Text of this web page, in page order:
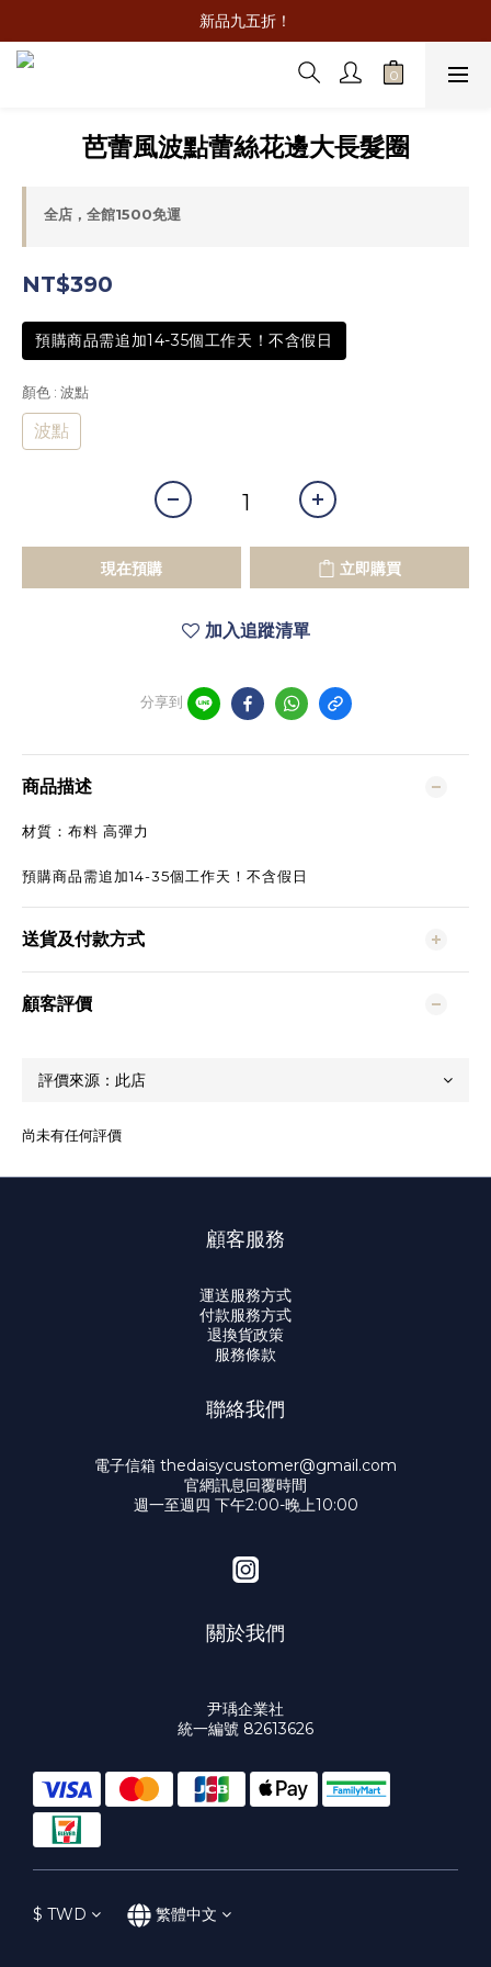
新品九五折！
芭蕾風波點蕾絲花邊大長髮圈
全店，全館1500免運
NT$390
預購商品需追加14-35個工作天！不含假日
顏色 : 波點
波點
現在預購 立即購買
加入追蹤清單
分享到
商品描述
材質：布料 高彈力
預購商品需追加14-35個工作天！不含假日
送貨及付款方式
顧客評價
尚未有任何評價
顧客服務
運送服務方式
付款服務方式
退換貨政策
服務條款
聯絡我們
電子信箱 thedaisycustomer@gmail.com
官網訊息回覆時間
週一至週四 下午2:00-晚上10:00
關於我們
尹瑀企業社
統一編號 82613626
$ TWD 繁體中文